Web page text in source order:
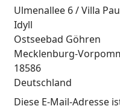
Adresse
Ulmenallee 6 / Villa
Idyll
Ostseebad Göhren
Mecklenburg-
18586
Deutschland
E-Mail
Diese E-Mail-Adresse